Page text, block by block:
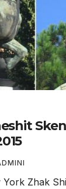
York Zhak